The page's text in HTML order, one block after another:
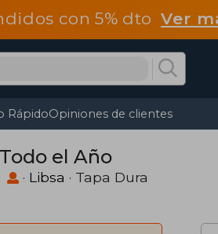
con 5% dtoVer
RápidoOpiniones de clientes
el Año
· Libsa · Tapa Dura